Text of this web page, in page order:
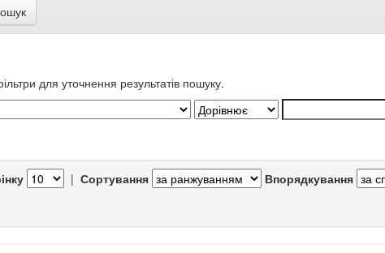
для уточнення результатів пошуку.
| Сортування Впорядкування